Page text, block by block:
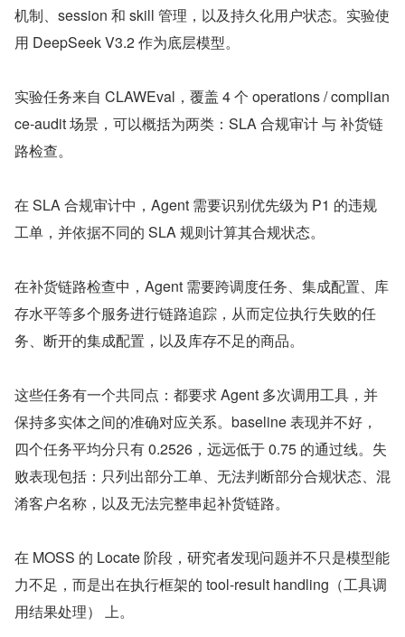
机制、session 和 skill 管理，以及持久化用户状态。实验使
用 DeepSeek V3.2 作为底层模型。
实验任务来自 CLAWEval，覆盖 4 个 operations / complian
ce-audit 场景，可以概括为两类：SLA 合规审计 与 补货链
路检查。
在 SLA 合规审计中，Agent 需要识别优先级为 P1 的违规
工单，并依据不同的 SLA 规则计算其合规状态。
在补货链路检查中，Agent 需要跨调度任务、集成配置、库
存水平等多个服务进行链路追踪，从而定位执行失败的任
务、断开的集成配置，以及库存不足的商品。
这些任务有一个共同点：都要求 Agent 多次调用工具，并
保持多实体之间的准确对应关系。baseline 表现并不好，
四个任务平均分只有 0.2526，远远低于 0.75 的通过线。失
败表现包括：只列出部分工单、无法判断部分合规状态、混
淆客户名称，以及无法完整串起补货链路。
在 MOSS 的 Locate 阶段，研究者发现问题并不只是模型能
力不足，而是出在执行框架的 tool-result handling（工具调
用结果处理） 上。